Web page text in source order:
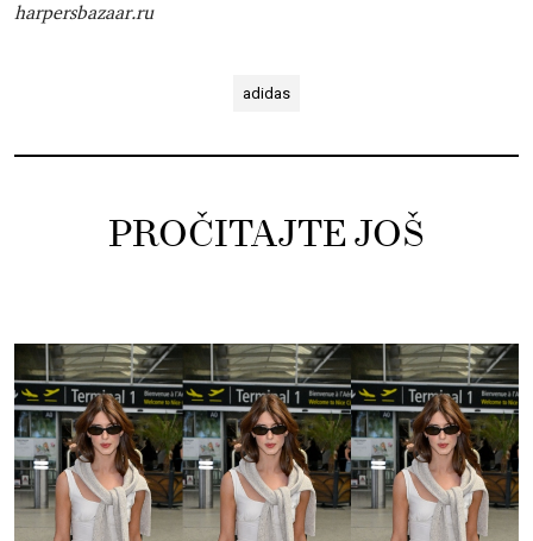
harpersbazaar.ru
adidas
PROČITAJTE JOŠ